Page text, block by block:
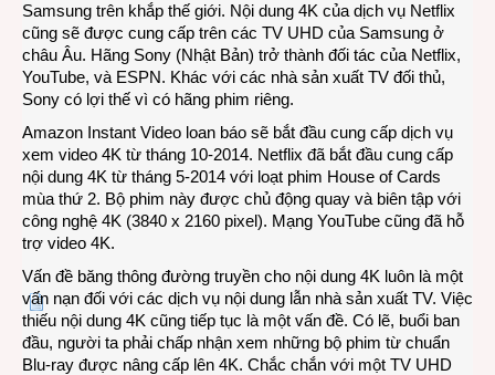
Samsung trên khắp thế giới. Nội dung 4K của dịch vụ Netflix
cũng sẽ được cung cấp trên các TV UHD của Samsung ở
châu Âu. Hãng Sony (Nhật Bản) trở thành đối tác của Netflix,
YouTube, và ESPN. Khác với các nhà sản xuất TV đối thủ,
Sony có lợi thế vì có hãng phim riêng.
Amazon Instant Video loan báo sẽ bắt đầu cung cấp dịch vụ
xem video 4K từ tháng 10-2014. Netflix đã bắt đầu cung cấp
nội dung 4K từ tháng 5-2014 với loạt phim House of Cards
mùa thứ 2. Bộ phim này được chủ động quay và biên tập với
công nghệ 4K (3840 x 2160 pixel). Mạng YouTube cũng đã hỗ
trợ video 4K.
Vấn đề băng thông đường truyền cho nội dung 4K luôn là một
vấn nạn đối với các dịch vụ nội dung lẫn nhà sản xuất TV. Việc
thiếu nội dung 4K cũng tiếp tục là một vấn đề. Có lẽ, buổi ban
đầu, người ta phải chấp nhận xem những bộ phim từ chuẩn
Blu-ray được nâng cấp lên 4K. Chắc chắn với một TV UHD